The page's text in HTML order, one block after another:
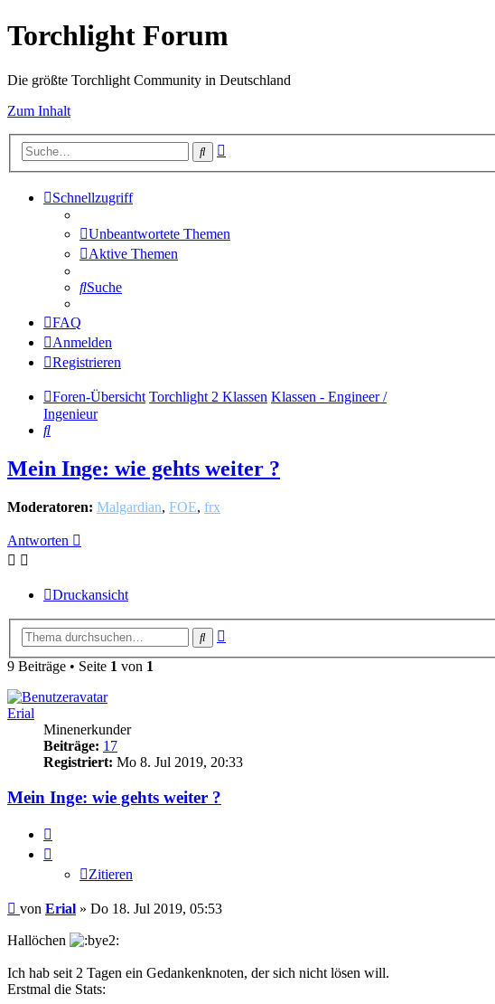
Torchlight Forum
Die größte Torchlight Community in Deutschland
Zum Inhalt
Suche
Schnellzugriff
Unbeantwortete Themen
Aktive Themen
Suche
FAQ
Anmelden
Registrieren
Foren-Übersicht Torchlight 2 Klassen Klassen - Engineer /
Ingenieur
Suche
Mein Inge: wie gehts weiter ?
Moderatoren: Malgardian, FOE, frx
Antworten
Druckansicht
Suche
9 Beiträge • Seite 1 von 1
Erial
Minenerkunder
Beiträge: 17
Registriert: Mo 8. Jul 2019, 20:33
Mein Inge: wie gehts weiter ?
Zitieren
Beitrag
von Erial » Do 18. Jul 2019, 05:53
Hallöchen
Ich hab seit 2 Tagen ein Gedankenknoten, der sich nicht lösen will.
Erstmal die Stats: